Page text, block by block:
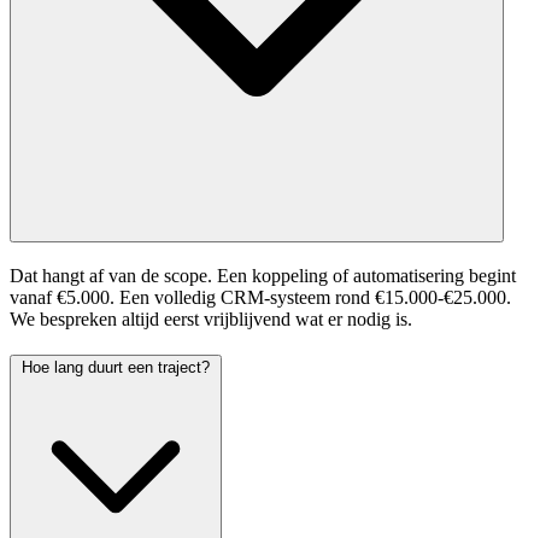
Dat hangt af van de scope. Een koppeling of automatisering begint
vanaf €5.000. Een volledig CRM-systeem rond €15.000-€25.000.
We bespreken altijd eerst vrijblijvend wat er nodig is.
Hoe lang duurt een traject?